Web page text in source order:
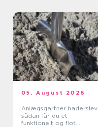
05. August 2026
Anlægsgartner haderslev
sådan får du et
funktionelt og flot